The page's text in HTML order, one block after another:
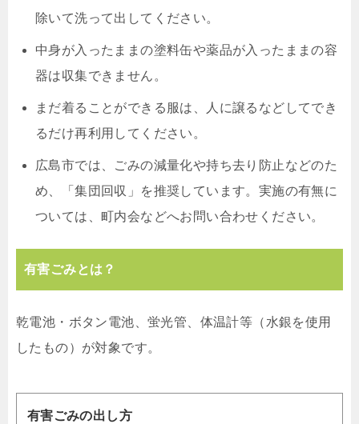
除いて洗って出してください。
中身が入ったままの塗料缶や薬品が入ったままの容
器は収集できません。
まだ着ることができる服は、人に譲るなどしてでき
るだけ再利用してください。
広島市では、ごみの減量化や持ち去り防止などのた
め、「集団回収」を推奨しています。実施の有無に
ついては、町内会などへお問い合わせください。
有害ごみとは？
乾電池・ボタン電池、蛍光管、体温計等（水銀を使用
したもの）が対象です。
有害ごみの出し方